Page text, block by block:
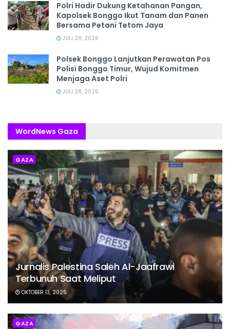
Polri Hadir Dukung Ketahanan Pangan,
Kapolsek Bonggo Ikut Tanam dan Panen
Bersama Petani Tetom Jaya
JULI 28, 2026
Polsek Bonggo Lanjutkan Perawatan Pos
Polisi Bonggo Timur, Wujud Komitmen
Menjaga Aset Polri
JULI 28, 2026
WordNews Gaza
GAZA
Jurnalis Palestina Saleh Al-Jaafrawi
Terbunuh Saat Meliput
OKTOBER 13, 2025
GAZA